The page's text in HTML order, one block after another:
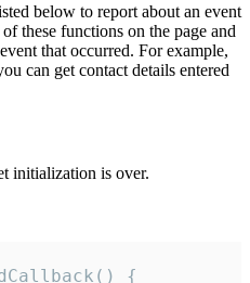
below to report about an event
these functions on the page and
that occurred. For example,
can get contact details entered
initialization is over.
{